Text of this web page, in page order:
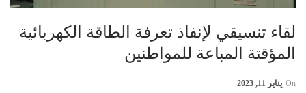
لقاء تنسيقي لإنفاذ تعرفة الطاقة الكهربائية
المؤقتة المباعة للمواطنين
On يناير 11, 2023